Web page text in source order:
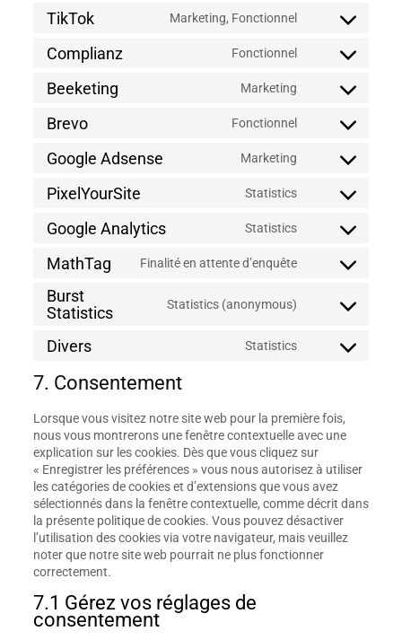
service
TikTok Marketing, Fonctionnel
Consent
service
Complianz Fonctionnel
Consent
service
Beeketing Marketing
Consent
service
Brevo Fonctionnel
Consent
service
Google Adsense Marketing
Consent
service
adsense
PixelYourSite Statistics
Consent
service
Google Analytics Statistics
Consent
service
analytics
MathTag Finalité en attente d’enquête
Consent
service
Burst
Statistics
Statistics (anonymous)
Consent
service
Divers Statistics
Consent
7. Consentement
Lorsque vous visitez notre site web pour la première fois,
nous vous montrerons une fenêtre contextuelle avec une
explication sur les cookies. Dès que vous cliquez sur
« Enregistrer les préférences » vous nous autorisez à utiliser
les catégories de cookies et d’extensions que vous avez
sélectionnés dans la fenêtre contextuelle, comme décrit dans
la présente politique de cookies. Vous pouvez désactiver
l’utilisation des cookies via votre navigateur, mais veuillez
noter que notre site web pourrait ne plus fonctionner
correctement.
7.1 Gérez vos réglages de
consentement